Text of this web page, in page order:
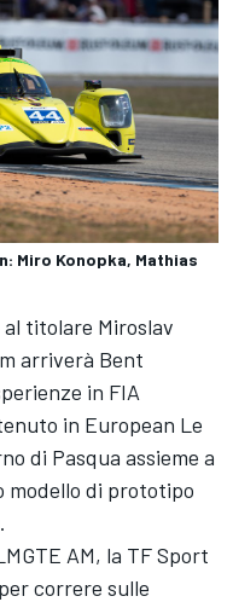
Miro Konopka, Mathias
titolare Miroslav
arriverà Bent
in FIA
in European Le
di Pasqua assieme a
modello di prototipo
AM, la TF Sport
correre sulle